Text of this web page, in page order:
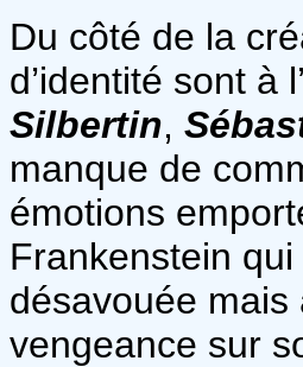
Du côté de la
d’identité sont
Silbertin,
manque de
émotions
Frankenstein
désavouée
vengeance sur